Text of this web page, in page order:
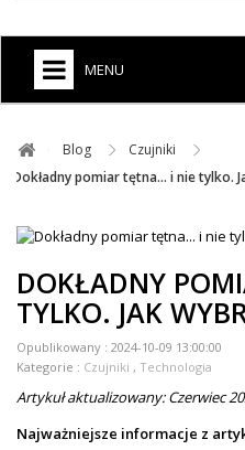
MENU
ZEGARKI DO BIEGANIA
ELITE
SUUNTO
RAM MOUNTS
Blog ​
Czujniki ​
Dokładny pomiar tętna... i nie tylko.
DOKŁADNY
TYLKO. JAK
Opublikowany : 2024-10-09 13:00:00
Kategorie : Czujniki , Technologia
Artykuł aktualizowany: Czerwiec
Najważniejsze informacje z